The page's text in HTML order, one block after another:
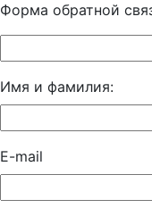
Форма обратной
Имя и фамилия:
E-mail